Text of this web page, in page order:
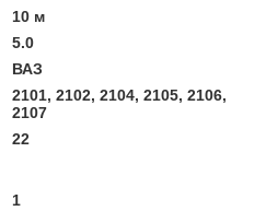
10 м
5.0
ВАЗ
2101, 2102, 2104, 2105, 2106,
2107
22
1